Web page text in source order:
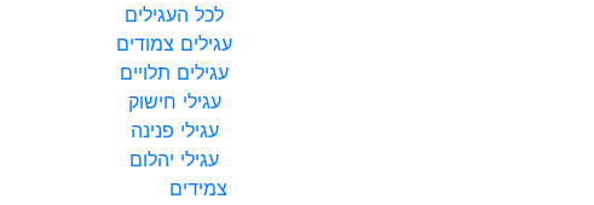
לכל העגילים
עגילים צמודים
עגילים תלויים
עגילי חישוק
עגילי פנינה
עגילי יהלום
צמידים